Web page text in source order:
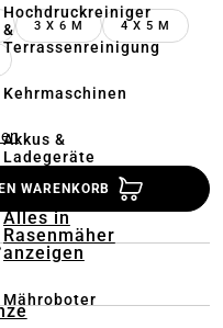
Hochdruckreiniger
&
Terrassenreinigung
Kehrmaschinen
Akkus &
Ladegeräte
Alles in
Rasenmäher
anzeigen
Mähroboter
3 X 6 M 4 X 5 M
WARENKORB